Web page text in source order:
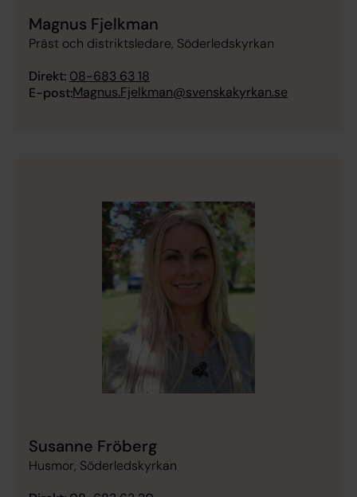
Magnus Fjelkman
Präst och distriktsledare, Söderledskyrkan
Direkt: 08-683 63 18
E-post:Magnus.Fjelkman@svenskakyrkan.se
Susanne Fröberg
Husmor, Söderledskyrkan